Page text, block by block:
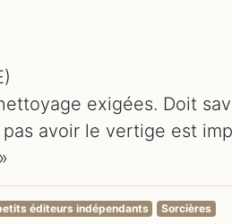
exigées. Doit
avoir le vertige est
éditeurs indépendants Sorcières